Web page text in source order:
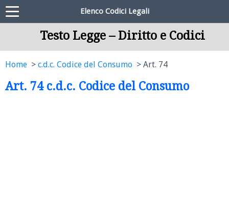
Elenco Codici Legali
Testo Legge – Diritto e Codici
Home c.d.c. Codice del Consumo Art. 74
Art. 74 c.d.c. Codice del Consumo